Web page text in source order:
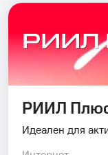
РИИЛ
РИИЛ
Идеален для